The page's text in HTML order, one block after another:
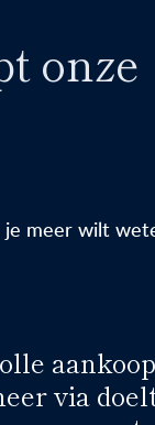
onze
meer wilt
via